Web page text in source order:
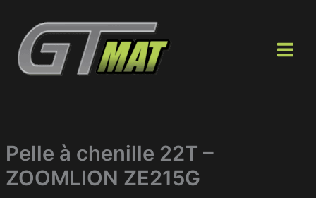
contenu
Pelle à chenille 22T –
ZOOMLION ZE215G